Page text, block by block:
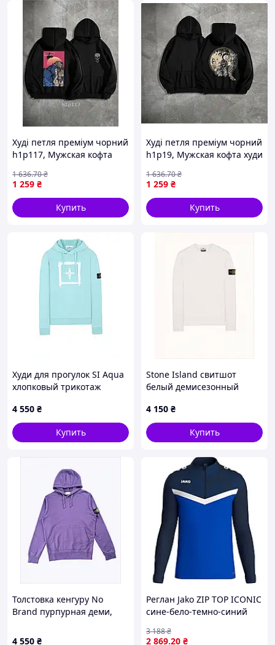
Худі петля преміум чорний
h1p117, Мужская кофта
мужская женская базовая
1 259 ₴
1 636.70₴
Купить
Худі петля преміум чорний
h1p19, Мужская кофта худи
женская базовая
1 259 ₴
1 636.70₴
Купить
Худи для прогулок SI Aqua
хлопковый трикотаж
4 550 ₴
Купить
Stone Island свитшот
белый демисезонный
4 150 ₴
Купить
Толстовка кенгуру No
Brand пурпурная деми,
4 550 ₴
Реглан Jako ZIP TOP ICONIC
сине-бело-темно-синий
2 869.20 ₴
3 188₴